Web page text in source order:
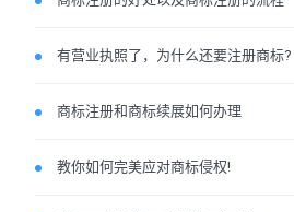
有营业执照了，为什么还要注册商标?
商标注册和商标续展如何办理
教你如何完美应对商标侵权!